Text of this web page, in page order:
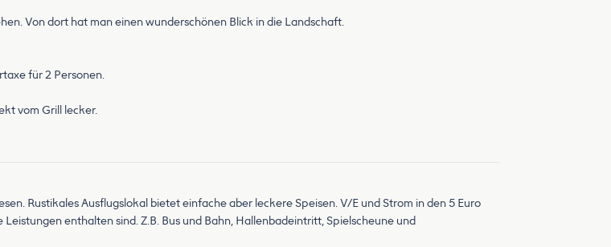
Von dort hat man einen wunderschönen Blick in die Landschaft.
für 2 Personen.
vom Grill lecker.
Rustikales Ausflugslokal bietet einfache aber leckere Speisen. V/E und Strom in den 5 Euro
enthalten sind. Z.B. Bus und Bahn, Hallenbadeintritt, Spielscheune und